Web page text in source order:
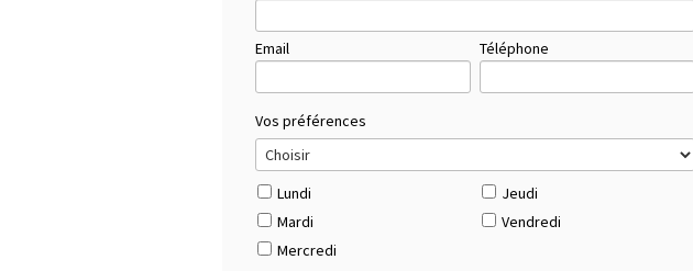
Email Téléphone
Vos préférences
Lundi
Mardi
Mercredi
Jeudi
Vendredi